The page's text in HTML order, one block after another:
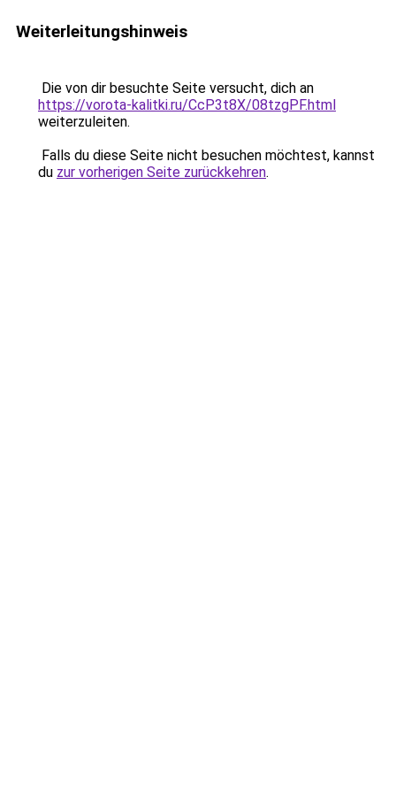
Weiterleitungshinweis
Die von dir besuchte Seite versucht, dich an
https://vorota-kalitki.ru/CcP3t8X/08tzgPF.html
weiterzuleiten.
Falls du diese Seite nicht besuchen möchtest, kannst
du zur vorherigen Seite zurückkehren.